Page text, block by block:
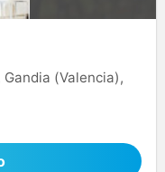
(Valencia),